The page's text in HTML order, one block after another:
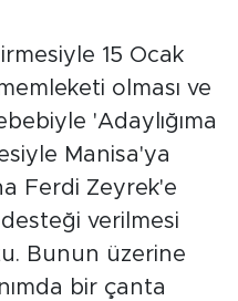
15 Ocak
olması ve
'Adaylığıma
Manisa'ya
Ferdi Zeyrek'e
verilmesi
Bunun üzerine
bir çanta